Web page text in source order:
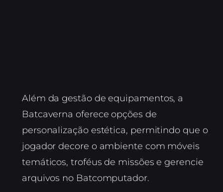
Além da gestão de equipamentos, a
Batcaverna oferece opções de
personalização estética, permitindo que o
jogador decore o ambiente com móveis
temáticos, troféus de missões e gerencie
arquivos no Batcomputador.